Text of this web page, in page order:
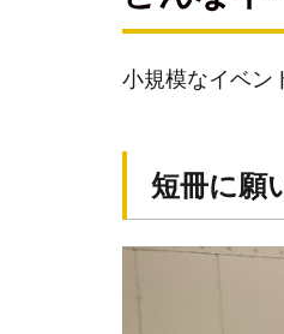
加
ゼ
ン
ト
小規模なイベン
短冊に願